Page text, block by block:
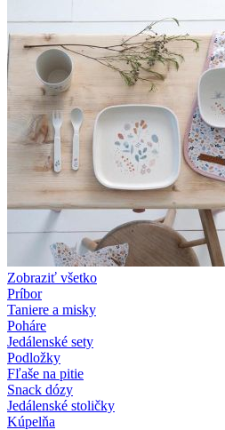
Zobraziť všetko
Príbor
Taniere a misky
Poháre
Jedálenské sety
Podložky
Fľaše na pitie
Snack dózy
Jedálenské stoličky
Kúpelňa